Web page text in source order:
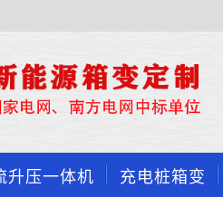
升压一体机 充电桩箱变